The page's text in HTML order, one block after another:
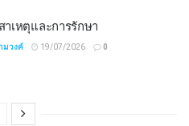
เหตุและการรักษา
มวงค์ 19/07/2026 0